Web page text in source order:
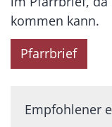
kommen kann.
Pfarrbrief
Empfohlener